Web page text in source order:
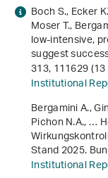
Boch S., Ecker
Moser T.,
low-intensive,
suggest
313, 111629
Institutional
Bergamini A.,
Pichon N.A., …
Stand 2025.
Institutional